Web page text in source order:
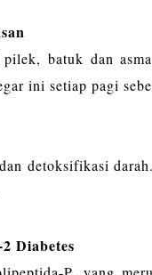
batuk dan
ini setiap pagi
detoksifikasi
Diabetes